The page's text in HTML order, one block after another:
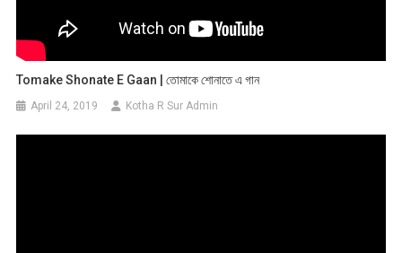
Tomake Shonate E Gaan | তোমাকে শোনাতে এ গান
April 24, 2019 Kotha R Sur Admin